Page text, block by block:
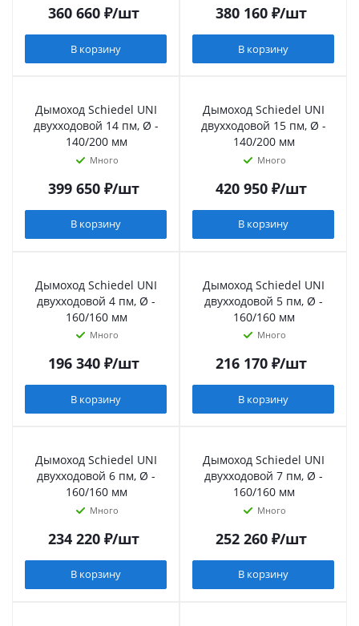
360 660₽/шт
В корзину
380 160₽/шт
В корзину
Дымоход Schiedel UNI
двухходовой 14 пм, Ø -
140/200 мм
Много
399 650₽/шт
В корзину
Дымоход Schiedel UNI
двухходовой 15 пм, Ø -
140/200 мм
Много
420 950₽/шт
В корзину
Дымоход Schiedel UNI
двухходовой 4 пм, Ø -
160/160 мм
Много
196 340₽/шт
В корзину
Дымоход Schiedel UNI
двухходовой 5 пм, Ø -
160/160 мм
Много
216 170₽/шт
В корзину
Дымоход Schiedel UNI
двухходовой 6 пм, Ø -
160/160 мм
Много
234 220₽/шт
В корзину
Дымоход Schiedel UNI
двухходовой 7 пм, Ø -
160/160 мм
Много
252 260₽/шт
В корзину